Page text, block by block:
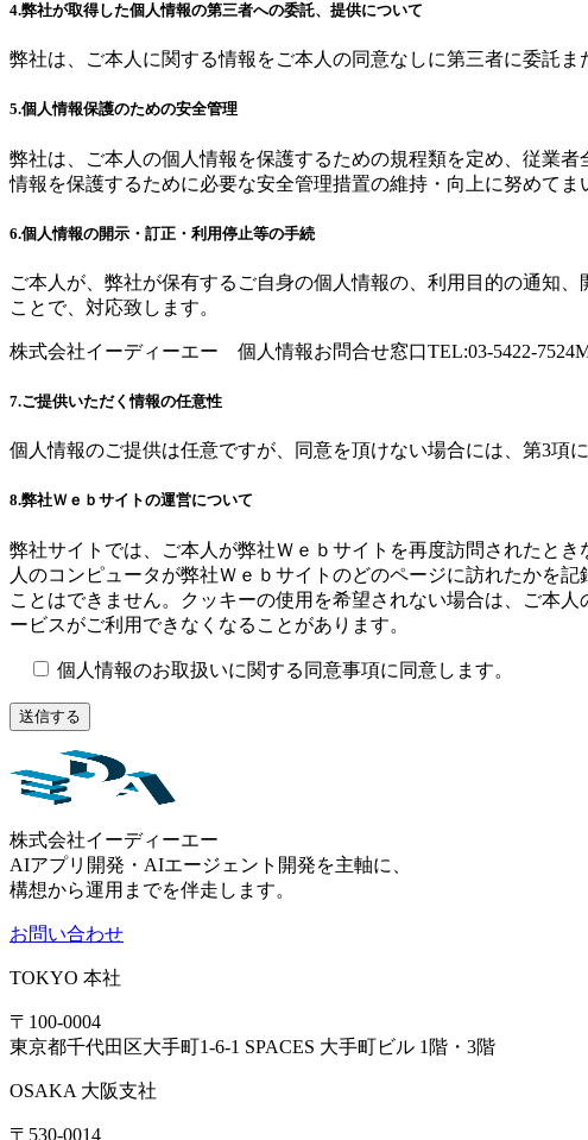
4.弊社が取得した個人情報の第三者への委託、提供について
弊社は、ご本人に関する情報をご本人の同意なしに第三者に委託ま
5.個人情報保護のための安全管理
弊社は、ご本人の個人情報を保護するための規程類を定め、従業
情報を保護するために必要な安全管理措置の維持・向上に努めてま
6.個人情報の開示・訂正・利用停止等の手続
ご本人が、弊社が保有するご自身の個人情報の、利用目的の通知
ことで、対応致します。
株式会社イーディーエー 個人情報お問合せ窓口TEL:03-5422-
7.ご提供いただく情報の任意性
個人情報のご提供は任意ですが、同意を頂けない場合には、第3項
8.弊社Ｗｅｂサイトの運営について
弊社サイトでは、ご本人が弊社Ｗｅｂサイトを再度訪問されたと
人のコンピュータが弊社Ｗｅｂサイトのどのページに訪れたかを
ことはできません。クッキーの使用を希望されない場合は、ご本
ービスがご利用できなくなることがあります。
個人情報のお取扱いに関する同意事項に同意します。
株式会社イーディーエー
AIアプリ開発・AIエージェント開発を主軸に、
構想から運用までを伴走します。
お問い合わせ
TOKYO 本社
〒100-0004
東京都千代田区大手町1-6-1 SPACES 大手町ビル 1階・3階
OSAKA 大阪支社
〒530-0014